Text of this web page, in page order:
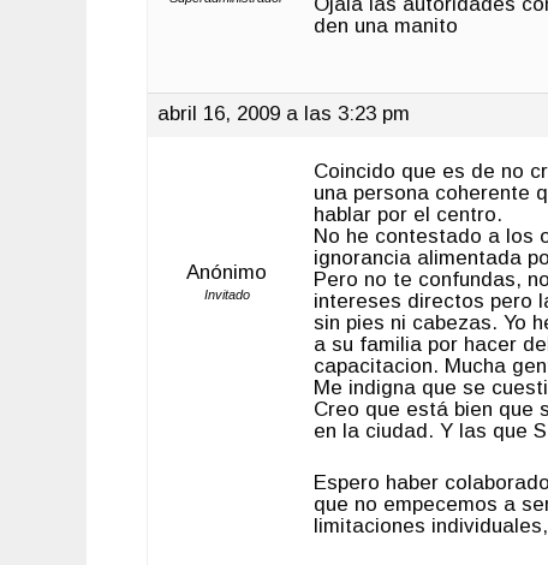
den una manito
abril 16, 2009 a las 3:23 pm
Anónimo
Invitado
Coincido que es de no
una persona coherente
hablar por el centro.
No he contestado a los
ignorancia alimentada
Pero no te confundas,
intereses directos pero
sin pies ni cabezas. Yo
a su familia por hacer
capacitacion. Mucha
Me indigna que se
Creo que está bien que
en la ciudad. Y las que
Espero haber
que no empecemos a
limitaciones